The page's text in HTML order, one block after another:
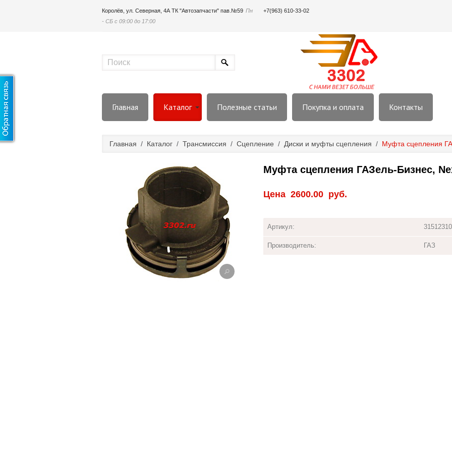
Королёв, ул. Северная, 4А ТК "Автозапчасти" пав.№59 Пн
- СБ с 09:00 до 17:00
+7(963) 610-33-02
Главная Каталог Полезные статьи Покупка и оплата Контакты
Главная / Каталог / Трансмиссия / Сцепление / Диски и муфты сцепления / Муфта сцепления
Муфта сцепления ГАЗель-Бизнес,
Цена 2600.00 руб.
Артикул:
Производитель: ГАЗ